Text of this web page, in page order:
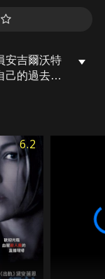
安吉爾沃特
己的過去…
6.2